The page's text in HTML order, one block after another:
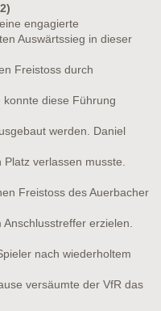
engagierte
Auswärtssieg in dieser
Freistoss durch
diese Führung
werden. Daniel
verlassen musste.
Freistoss des Auerbacher
erzielen.
nach wiederholtem
versäumte der VfR das